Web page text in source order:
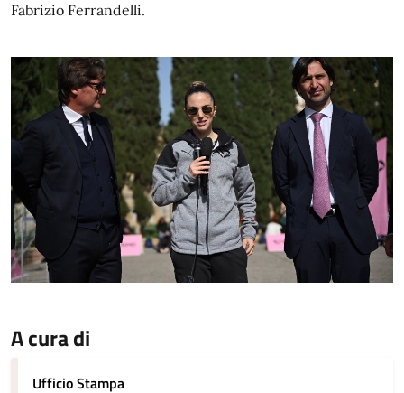
Fabrizio Ferrandelli.
A cura di
Ufficio Stampa